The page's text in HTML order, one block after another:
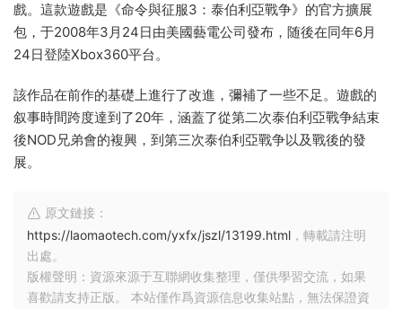
戲。這款遊戲是《命令與征服3：泰伯利亞戰争》的官方擴展
包，于2008年3月24日由美國藝電公司發布，随後在同年6月
24日登陸Xbox360平台。
該作品在前作的基礎上進行了改進，彌補了一些不足。遊戲的
叙事時間跨度達到了20年，涵蓋了從第二次泰伯利亞戰争結束
後NOD兄弟會的複興，到第三次泰伯利亞戰争以及戰後的發
展。
原文鏈接：
https://laomaotech.com/yxfx/jszl/13199.html ，轉載請注明
出處。
版權聲明：資源來源于互聯網收集整理，僅供學習交流，如果
喜歡請支持正版。 本站僅作爲資源信息收集站點，無法保證資